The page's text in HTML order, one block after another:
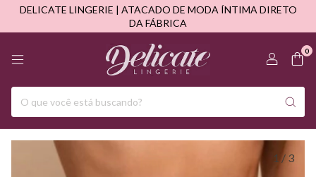
DELICATE LINGERIE | ATACADO DE MODA ÍNTIMA DIRETO
DA FÁBRICA
0
1 / 3